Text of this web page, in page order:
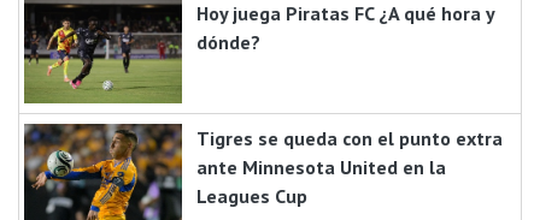
Hoy juega Piratas FC ¿A qué hora y
dónde?
Tigres se queda con el punto extra
ante Minnesota United en la
Leagues Cup